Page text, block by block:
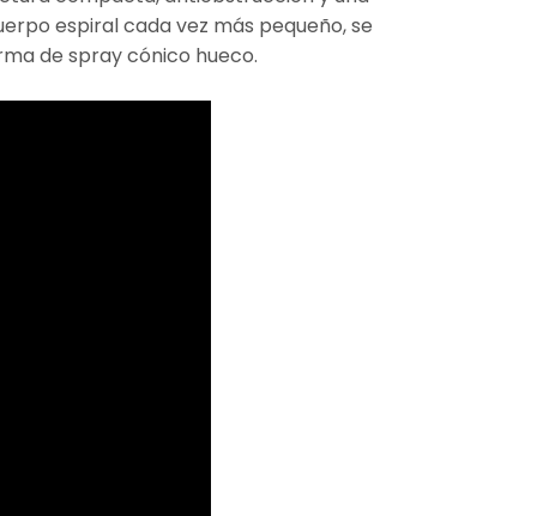
espiral cada vez más pequeño, se
de spray cónico hueco.